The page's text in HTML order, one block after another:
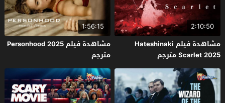
2:10:50
مشاهدة فيلم Hateshinaki
Scarlet 2025 مترجم
1:56:15
مشاهدة فيلم Personhood 2025
مترجم